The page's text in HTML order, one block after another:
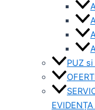
PUZ si